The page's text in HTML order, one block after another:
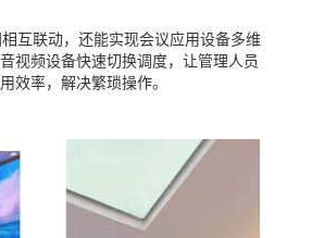
互联动，还能实现会议应用设备多维
视频设备快速切换调度，让管理人员
效率，解决繁琐操作。